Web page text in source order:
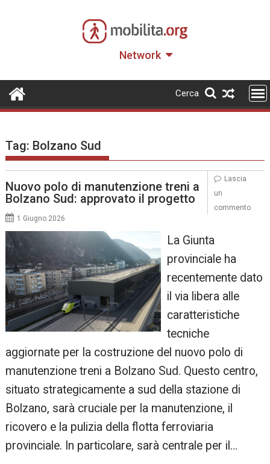
Network
Cerca
Tag: Bolzano Sud
Nuovo polo di manutenzione treni a
Bolzano Sud: approvato il progetto
1 Giugno 2026
La Giunta
provinciale ha
recentemente dato
il via libera alle
caratteristiche
tecniche
aggiornate per la costruzione del nuovo polo di
manutenzione treni a Bolzano Sud. Questo centro,
situato strategicamente a sud della stazione di
Bolzano, sarà cruciale per la manutenzione, il
ricovero e la pulizia della flotta ferroviaria
provinciale. In particolare, sarà centrale per il…
Lascia
un
commento